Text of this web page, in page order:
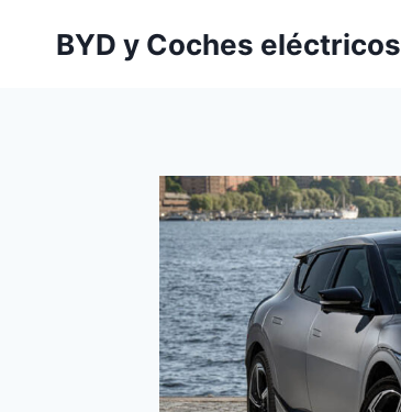
BYD y Coches eléctricos